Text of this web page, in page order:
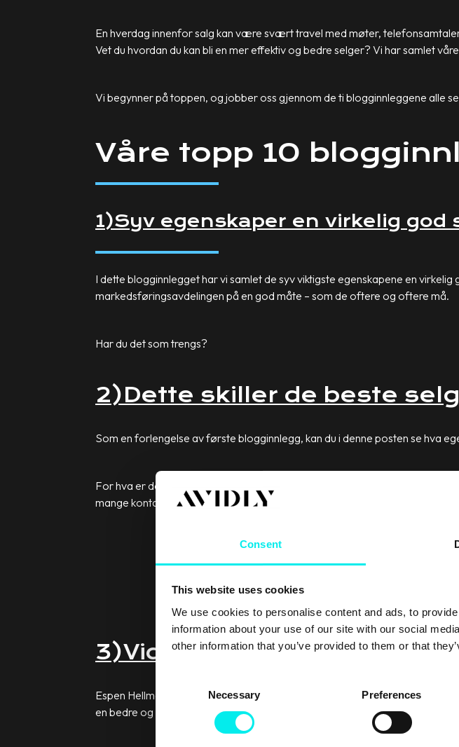
Consent
This website uses cookies
We use cookies to personalise content and ads, to
information about your use of our site with our social
other information that you’ve provided to them or that
Necessary Preferences
En hverdag innenfor salg kan være svært travel med møter,
Vet du hvordan du kan bli en mer effektiv og bedre selger? Vi har samlet
Vi begynner på toppen, og jobber oss gjennom de ti blogginnleggene alle
Våre topp 10
1)Syv egenskaper en virkelig god
I dette blogginnlegget har vi samlet de syv viktigste egenskapene en
markedsføringsavdelingen på en god måte – som de oftere og oftere må.
Har du det som trengs?
2)Dette skiller de beste
Som en forlengelse av første blogginnlegg, kan du i denne posten se hva
For hva er det egentlig som skiller den beste moderne selgeren fra den
mange kontakter de har på LinkedIn?
3)Video: 3 tips for å bli en
Espen Hellman i Arctic Sales Development
er spesialist innenfor
en bedre og mer pålitelig selger.